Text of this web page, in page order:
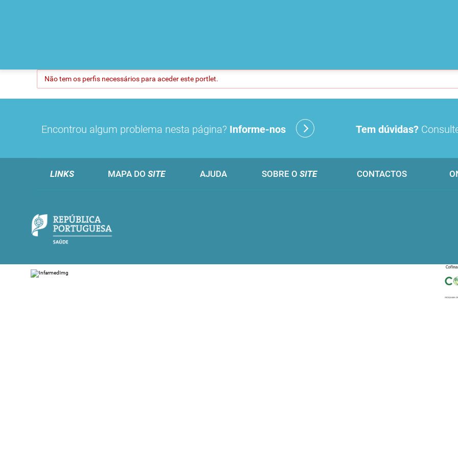
Não tem os perfis necessários para aceder este portlet.
Encontrou algum problema nesta página? Informe-nos Tem dúvidas?
LINKS MAPA DO SITE AJUDA SOBRE O SITE CONTACTOS